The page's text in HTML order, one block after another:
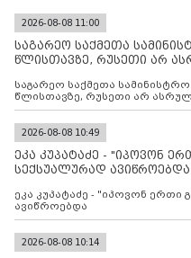
2026-08-08 11:00
საგარეო საქმეთა
წლისთავზე, რუსეთი არ
საგარეო საქმეთა
წლისთავზე, რუსეთი არ
დადებულ 2008 წლის 12
კონტროლს ოკუპირებულ
მილიტარიზაციის პროცესს და
ფაქტობრივი ანექსიისკენ
2026-08-08 10:49
ეკა კუპატაძე - "იპოვონ
სექსუალურად ავიწროებდა
ეკა კუპატაძე - "იპოვონ ერთი
ავიწროებდა
2026-08-08 10:14